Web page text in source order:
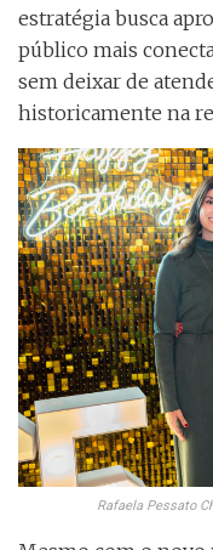
estratégia busca
público mais
sem deixar de
historicamente na
Rafaela Pessato